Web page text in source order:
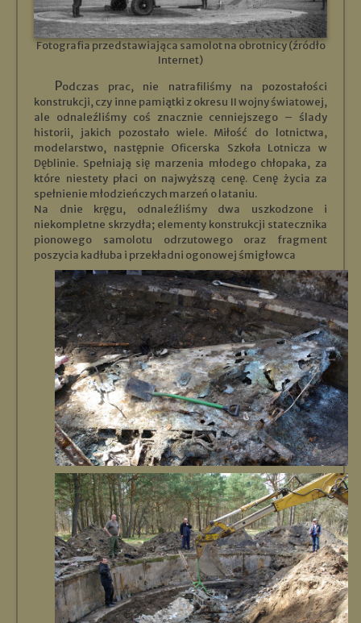
Fotografia przedstawiająca samolot na obrotnicy (źródło
Internet)
Podczas prac, nie natrafiliśmy na pozostałości
konstrukcji, czy inne pamiątki z okresu II wojny światowej,
ale odnaleźliśmy coś znacznie cenniejszego – ślady
historii, jakich pozostało wiele. Miłość do lotnictwa,
modelarstwo, następnie Oficerska Szkoła Lotnicza w
Dęblinie. Spełniają się marzenia młodego chłopaka, za
które niestety płaci on najwyższą cenę. Cenę życia za
spełnienie młodzieńczych marzeń o lataniu.
Na dnie kręgu, odnaleźliśmy dwa uszkodzone i
niekompletne skrzydła; elementy konstrukcji statecznika
pionowego samolotu odrzutowego oraz fragment
poszycia kadłuba i przekładni ogonowej śmigłowca